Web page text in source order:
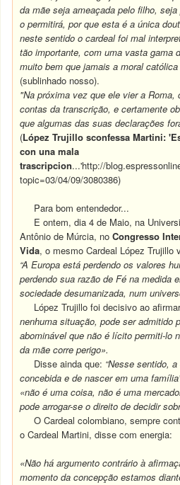
da mãe seja ameaçada pelo filho,
o permitirá, por que esta é a única
neste sentido o cardeal foi mal
tão importante, com uma vasta gama
muito bem que jamais a moral
(sublinhado nosso).
"Na próxima vez que ele vier a Roma,
contas da transcrição, e certamente
que algumas das suas declarações
(López Trujillo sconfessa Martini:
con una mala
trascripcion...'http://
topic=03/04/09/3080386)
Para bom entendedor...
E ontem, dia 4 de Maio, na
Antônio de Múrcia, noCongresso
Vida, o mesmo Cardeal López Trujillo
“A Europa está perdendo os valores
perdendo sua razão de Fé na medida
sociedade desumanizada, num
López Trujillo foi decisivo ao
nenhuma situação, pode ser admitido
abominável que não é lícito permiti-lo
da mãe corre perigo».
Disse ainda que: “Nesse sentido,
concebida e de nascer em uma
«não é uma coisa, não é uma
pode arrogar-se o direito de decidir
O Cardeal colombiano, sempre
o Cardeal Martini, disse com energia:
«Não há argumento contrário à
momento da concepção estamos